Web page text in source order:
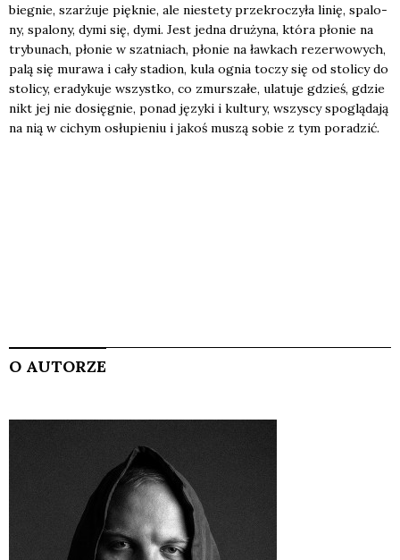
bie­gnie, szar­żu­je pięk­nie, ale nie­ste­ty prze­kro­czy­ła linię, spa­lo­
ny, spa­lo­ny, dymi się, dymi. Jest jed­na dru­ży­na, któ­ra pło­nie na
try­bu­nach, pło­nie w szat­niach, pło­nie na ław­kach rezer­wo­wych,
palą się mura­wa i cały sta­dion, kula ognia toczy się od sto­li­cy do
sto­li­cy, era­dy­ku­je wszyst­ko, co zmur­sza­łe, ula­tu­je gdzieś, gdzie
nikt jej nie dosię­gnie, ponad języ­ki i kul­tu­ry, wszy­scy spo­glą­da­ją
na nią w cichym osłu­pie­niu i jakoś muszą sobie z tym pora­dzić.
O AUTORZE